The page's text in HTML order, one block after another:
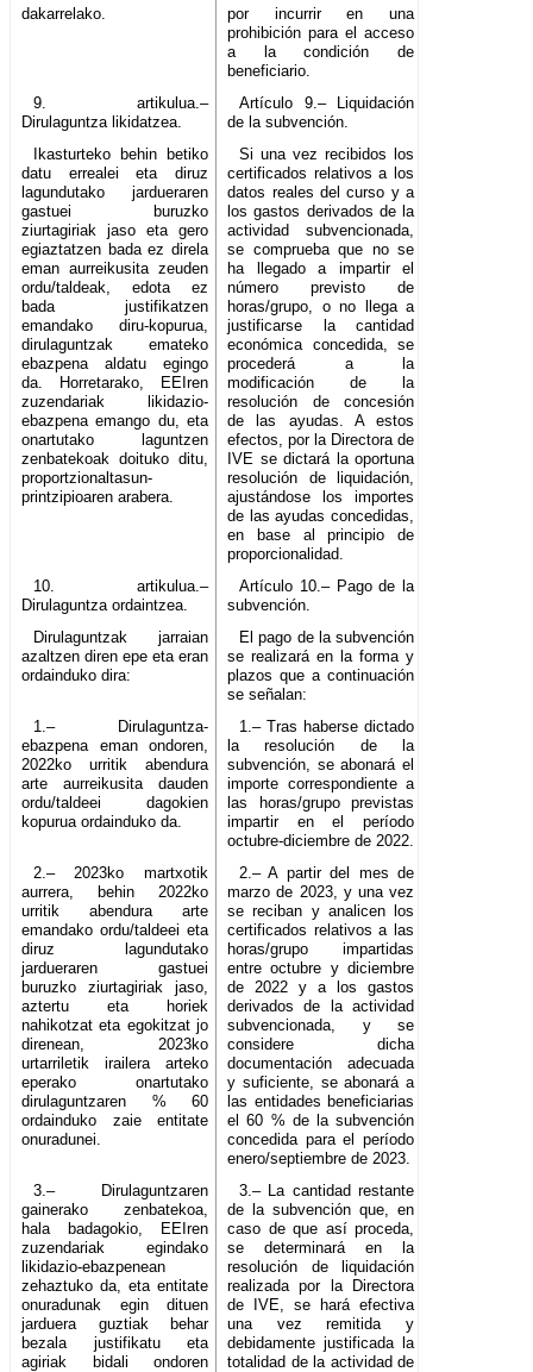
dakarrelako.
por incurrir en una
prohibición para el acceso
a la condición de
beneficiario.
9. artikulua.–
Dirulaguntza likidatzea.
Artículo 9.– Liquidación
de la subvención.
Ikasturteko behin betiko
datu errealei eta diruz
lagundutako jardueraren
gastuei buruzko
ziurtagiriak jaso eta gero
egiaztatzen bada ez direla
eman aurreikusita zeuden
ordu/taldeak, edota ez
bada justifikatzen
emandako diru-kopurua,
dirulaguntzak emateko
ebazpena aldatu egingo
da. Horretarako, EEIren
zuzendariak likidazio-
ebazpena emango du, eta
onartutako laguntzen
zenbatekoak doituko ditu,
proportzionaltasun-
printzipioaren arabera.
Si una vez recibidos los
certificados relativos a los
datos reales del curso y a
los gastos derivados de la
actividad subvencionada,
se comprueba que no se
ha llegado a impartir el
número previsto de
horas/grupo, o no llega a
justificarse la cantidad
económica concedida, se
procederá a la
modificación de la
resolución de concesión
de las ayudas. A estos
efectos, por la Directora de
IVE se dictará la oportuna
resolución de liquidación,
ajustándose los importes
de las ayudas concedidas,
en base al principio de
proporcionalidad.
10. artikulua.–
Dirulaguntza ordaintzea.
Artículo 10.– Pago de la
subvención.
Dirulaguntzak jarraian
azaltzen diren epe eta eran
ordainduko dira:
El pago de la subvención
se realizará en la forma y
plazos que a continuación
se señalan:
1.– Dirulaguntza-
ebazpena eman ondoren,
2022ko urritik abendura
arte aurreikusita dauden
ordu/taldeei dagokien
kopurua ordainduko da.
1.– Tras haberse dictado
la resolución de la
subvención, se abonará el
importe correspondiente a
las horas/grupo previstas
impartir en el período
octubre-diciembre de 2022.
2.– 2023ko martxotik
aurrera, behin 2022ko
urritik abendura arte
emandako ordu/taldeei eta
diruz lagundutako
jardueraren gastuei
buruzko ziurtagiriak jaso,
aztertu eta horiek
nahikotzat eta egokitzat jo
direnean, 2023ko
urtarriletik irailera arteko
eperako onartutako
dirulaguntzaren % 60
ordainduko zaie entitate
onuradunei.
2.– A partir del mes de
marzo de 2023, y una vez
se reciban y analicen los
certificados relativos a las
horas/grupo impartidas
entre octubre y diciembre
de 2022 y a los gastos
derivados de la actividad
subvencionada, y se
considere dicha
documentación adecuada
y suficiente, se abonará a
las entidades beneficiarias
el 60 % de la subvención
concedida para el período
enero/septiembre de 2023.
3.– Dirulaguntzaren
gainerako zenbatekoa,
hala badagokio, EEIren
zuzendariak egindako
likidazio-ebazpenean
zehaztuko da, eta entitate
onuradunak egin dituen
jarduera guztiak behar
bezala justifikatu eta
agiriak bidali ondoren
3.– La cantidad restante
de la subvención que, en
caso de que así proceda,
se determinará en la
resolución de liquidación
realizada por la Directora
de IVE, se hará efectiva
una vez remitida y
debidamente justificada la
totalidad de la actividad de